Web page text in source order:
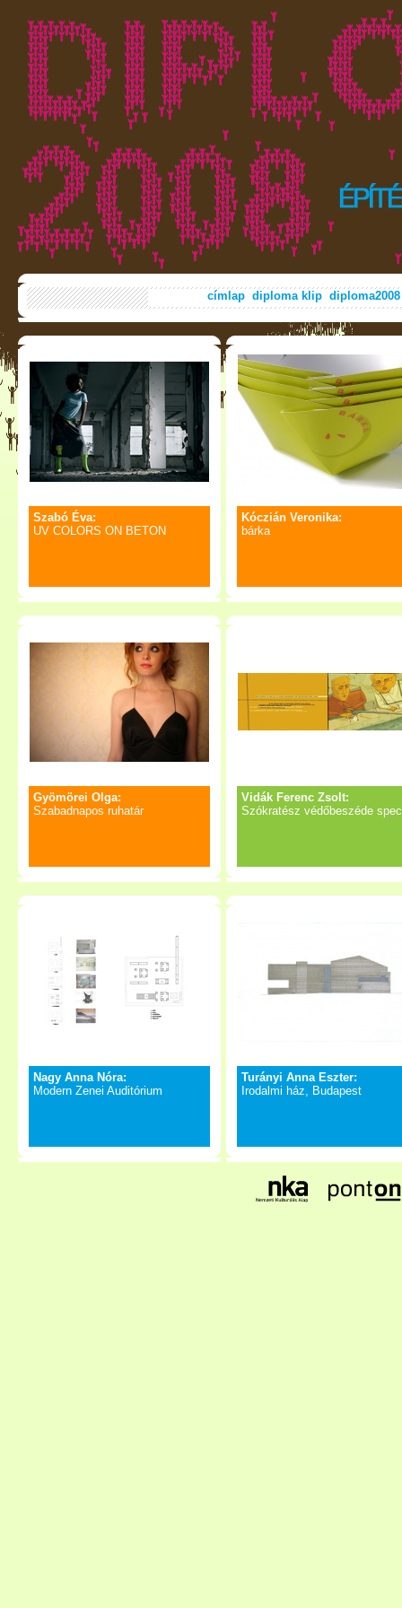
címlap diploma klip diploma2008
Szabó Éva:
UV COLORS ON BETON
Kóczián Veronika:
bárka
Gyömörei Olga:
Szabadnapos ruhatár
Vidák Ferenc Zsolt:
Szókratész védőbeszéde
Nagy Anna Nóra:
Modern Zenei Auditórium
Turányi Anna Eszter:
Irodalmi ház, Budapest